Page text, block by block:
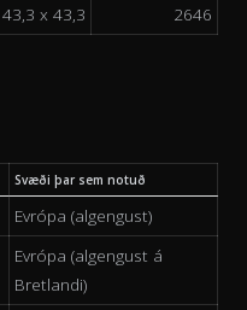
43,3 x 43,3 2646
Svæði þar sem notuð
Evrópa (algengust)
Evrópa (algengust á
Bretlandi)